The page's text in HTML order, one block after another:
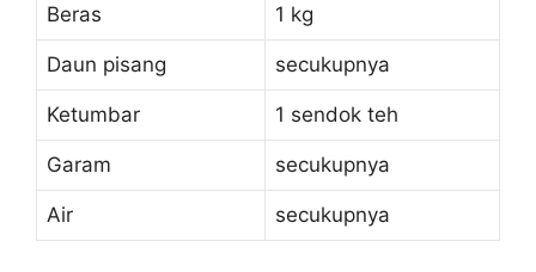
Beras 1 kg
Daun pisang secukupnya
Ketumbar 1 sendok teh
Garam secukupnya
Air secukupnya